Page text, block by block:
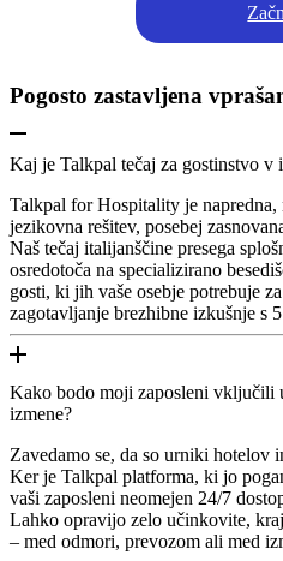
Pogosto zastavljena
Kaj je Talkpal tečaj za gostinstvo v
Talkpal for Hospitality je
jezikovna rešitev, posebej
Naš tečaj italijanščine presega
osredotoča na specializirano
gosti, ki jih vaše osebje potrebuje
zagotavljanje brezhibne izkušnje s
Kako bodo moji zaposleni vključili
izmene?
Zavedamo se, da so urniki hotelov
Ker je Talkpal platforma, ki jo
vaši zaposleni neomejen 24/7
Lahko opravijo zelo učinkovite,
– med odmori, prevozom ali med